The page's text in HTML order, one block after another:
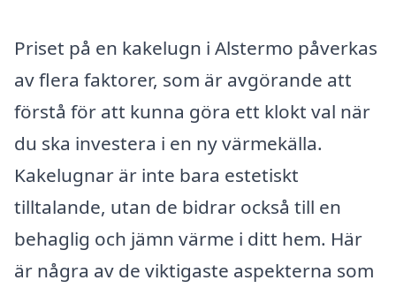
Priset på en kakelugn i Alstermo påverkas
av flera faktorer, som är avgörande att
förstå för att kunna göra ett klokt val när
du ska investera i en ny värmekälla.
Kakelugnar är inte bara estetiskt
tilltalande, utan de bidrar också till en
behaglig och jämn värme i ditt hem. Här
är några av de viktigaste aspekterna som